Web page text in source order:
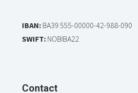
IBAN:BA39 555-00000-42-988-090
SWIFT:NOBIBA22
Contact